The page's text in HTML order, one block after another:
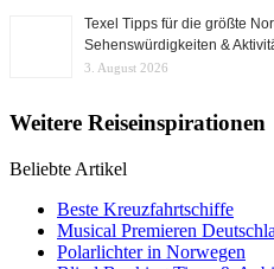
Texel Tipps für die größte
Sehenswürdigkeiten &
3. August 2026
Weitere Reiseinspirationen
Beliebte Artikel
Beste Kreuzfahrtschiffe
Musical Premieren
Polarlichter in Norwegen